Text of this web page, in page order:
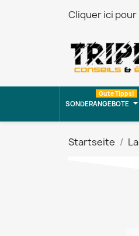
Cliquer ici
SONDERANGEBOTE
Gute Tipps!
Startseite